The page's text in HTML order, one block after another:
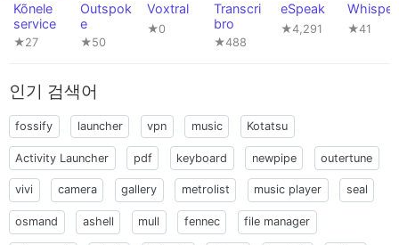
Kõnele
service
★27
Outspok
e
★50
Voxtral
★0
Transcri
bro
★488
eSpeak
★4,291
Whisper
★41
인기 검색어
fossify launcher vpn music Kotatsu
Activity Launcher pdf keyboard newpipe outertune
vivi camera gallery metrolist music player seal
osmand ashell mull fennec file manager